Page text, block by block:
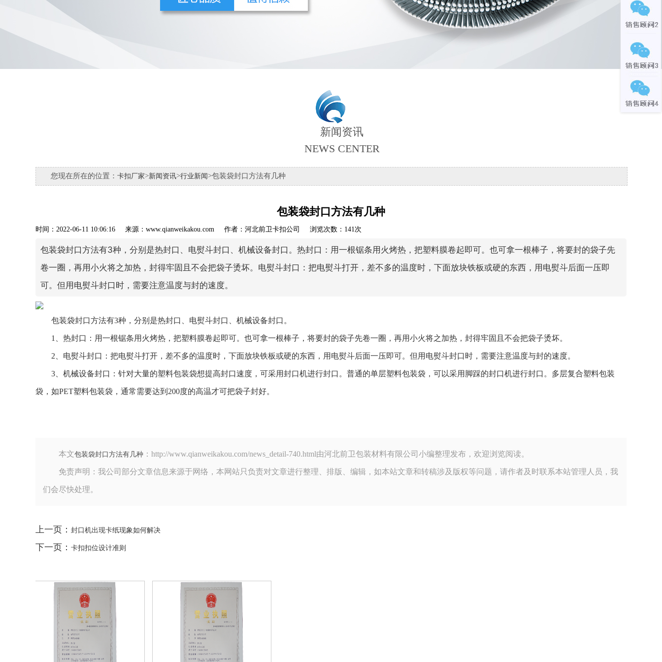
新闻资讯
NEWS CENTER
您现在所在的位置： 卡扣厂家>新闻资讯>行业新闻>包装袋封口方法有几种
包装袋封口方法有几种
时间：2022-06-11 10:06:16 来源：www.qianweikakou.com 作者：河北前卫卡扣公司 浏览次数：141次
包装袋封口方法有3种，分别是热封口、电熨斗封口、机械设备封口。热封口：用一根锯条用火烤热，把塑料膜卷起即可。也可拿一根棒子，将要封的袋子先
卷一圈，再用小火将之加热，封得牢固且不会把袋子烫坏。电熨斗封口：把电熨斗打开，差不多的温度时，下面放块铁板或硬的东西，用电熨斗后面一压即
可。但用电熨斗封口时，需要注意温度与封的速度。
包装袋封口方法有3种，分别是热封口、电熨斗封口、机械设备封口。
1、热封口：用一根锯条用火烤热，把塑料膜卷起即可。也可拿一根棒子，将要封的袋子先卷一圈，再用小火将之加热，封得牢固且不会把袋子烫坏。
2、电熨斗封口：把电熨斗打开，差不多的温度时，下面放块铁板或硬的东西，用电熨斗后面一压即可。但用电熨斗封口时，需要注意温度与封的速度。
3、机械设备封口：针对大量的塑料包装袋想提高封口速度，可采用封口机进行封口。普通的单层塑料包装袋，可以采用脚踩的封口机进行封口。多层复合塑料包装
袋，如PET塑料包装袋，通常需要达到200度的高温才可把袋子封好。
本文包装袋封口方法有几种 ：http://www.qianweikakou.com/news_detail-740.html由河北前卫包装材料有限公司小编整理发布，欢迎浏览阅读。
免责声明：我公司部分文章信息来源于网络，本网站只负责对文章进行整理、排版、编辑，如本站文章和转稿涉及版权等问题，请作者及时联系本站管理人员，我
们会尽快处理。
上一页： 封口机出现卡纸现象如何解决
下一页： 卡扣扣位设计准则